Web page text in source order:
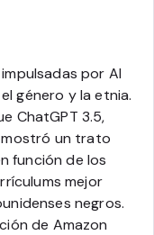
por AI
género y la etnia.
ChatGPT 3.5,
un trato
función de los
mejor
negros.
de Amazon